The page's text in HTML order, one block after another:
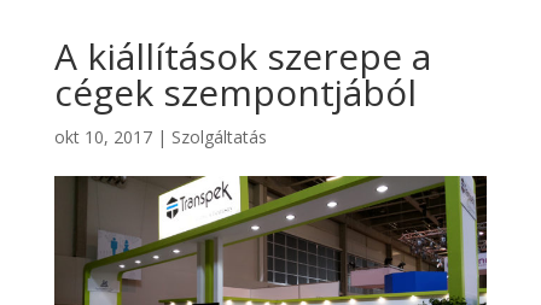
A kiállítások szerepe a
cégek szempontjából
okt 10, 2017| Szolgáltatás